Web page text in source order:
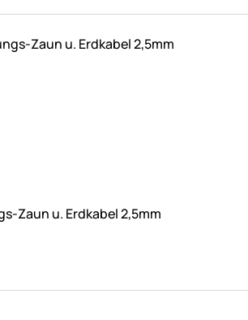
Zaun u. Erdkabel 2,5mm